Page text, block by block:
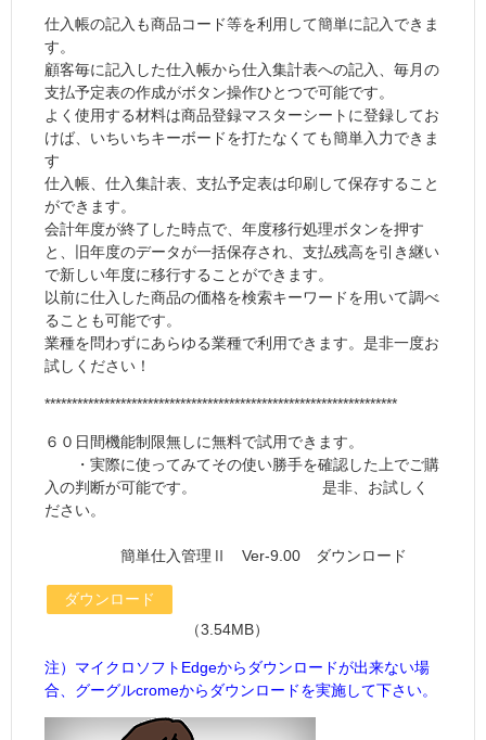
仕入帳の記入も商品コード等を利用して簡単に記入できま
す。
顧客毎に記入した仕入帳から仕入集計表への記入、毎月の
支払予定表の作成がボタン操作ひとつで可能です。
よく使用する材料は商品登録マスターシートに登録してお
けば、いちいちキーボードを打たなくても簡単入力できま
す
仕入帳、仕入集計表、支払予定表は印刷して保存すること
ができます。
会計年度が終了した時点で、年度移行処理ボタンを押す
と、旧年度のデータが一括保存され、支払残高を引き継い
で新しい年度に移行することができます。
以前に仕入した商品の価格を検索キーワードを用いて調べ
ることも可能です。
業種を問わずにあらゆる業種で利用できます。是非一度お
試しください！
*****************************************************************
６０日間機能制限無しに無料で試用できます。
・実際に使ってみてその使い勝手を確認した上でご購
入の判断が可能です。 是非、お試しく
ださい。
簡単仕入管理Ⅱ Ver-9.00 ダウンロード
ダウンロード
（3.54MB）
注）マイクロソフトEdgeからダウンロードが出来ない場
合、グーグルcromeからダウンロードを実施して下さい。